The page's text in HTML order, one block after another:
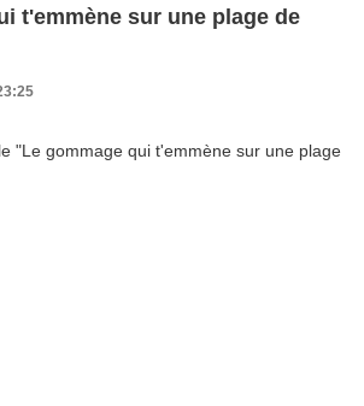
t'emmène sur une plage de